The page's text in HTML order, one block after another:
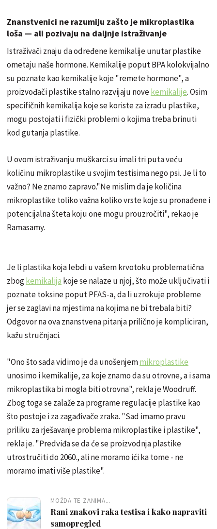
Znanstvenici ne razumiju zašto je mikroplastika
loša — ali pozivaju na daljnje istraživanje
Istraživači znaju da određene kemikalije unutar plastike
ometaju naše hormone. Kemikalije poput BPA kolokvijalno
su poznate kao kemikalije koje "remete hormone", a
proizvođači plastike stalno razvijaju novekemikalije. Osim
specifičnih kemikalija koje se koriste za izradu plastike,
mogu postojati i fizički problemi o kojima treba brinuti
kod gutanja plastike.
U ovom istraživanju muškarci su imali tri puta veću
količinu mikroplastike u svojim testisima nego psi. Je li to
važno? Ne znamo zapravo."Ne mislim da je količina
mikroplastike toliko važna koliko vrste koje su pronađene i
potencijalna šteta koju one mogu prouzročiti", rekao je
Ramasamy.
Je li plastika koja lebdi u vašem krvotoku problematična
zbogkemikalija koje se nalaze u njoj, što može uključivati ​​i
poznate toksine poput PFAS-a, da li uzrokuje probleme
jer se zaglavi na mjestima na kojima ne bi trebala biti?
Odgovor na ova znanstvena pitanja prilično je kompliciran,
kažu stručnjaci.
"Ono što sada vidimo je da unošenjemmikroplastike
unosimo i kemikalije, za koje znamo da su otrovne, a i sama
mikroplastika bi mogla biti otrovna", rekla je Woodruff.
Zbog toga se zalaže za programe regulacije plastike kao
što postoje i za zagađivače zraka. "Sad imamo pravu
priliku za rješavanje problema mikroplastike i plastike",
rekla je. "Predviđa se da će se proizvodnja plastike
utrostručiti do 2060., ali ne moramo ići ka tome - ne
moramo imati više plastike".
MOŽDA TE ZANIMA...
Rani znakovi raka testisa i kako napraviti
samopregled